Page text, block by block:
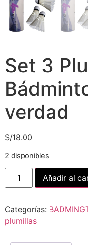
Set 3
verdad
S/18.00
2 disponibles
Añadir al
Categorías:
plumillas